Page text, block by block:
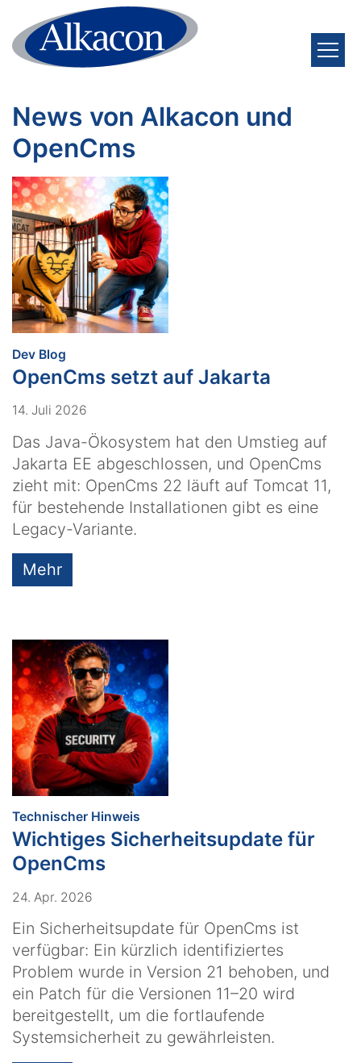
Zum Inhalt springen
News von Alkacon und
OpenCms
Dev Blog
OpenCms setzt auf Jakarta
14. Juli 2026
Das Java-Ökosystem hat den Umstieg auf
Jakarta EE abgeschlossen, und OpenCms
zieht mit: OpenCms 22 läuft auf Tomcat 11,
für bestehende Installationen gibt es eine
Legacy-Variante.
Mehr
Technischer Hinweis
Wichtiges Sicherheitsupdate für
OpenCms
24. Apr. 2026
Ein Sicherheitsupdate für OpenCms ist
verfügbar: Ein kürzlich identifiziertes
Problem wurde in Version 21 behoben, und
ein Patch für die Versionen 11–20 wird
bereitgestellt, um die fortlaufende
Systemsicherheit zu gewährleisten.